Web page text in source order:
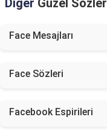
Diğer Güzel Sözler
Face Mesajları
Face Sözleri
Facebook Espirileri